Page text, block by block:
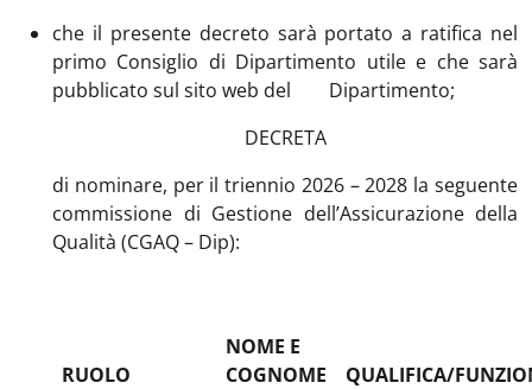
che il presente decreto sarà portato a ratifica nel
primo Consiglio di Dipartimento utile e che sarà
pubblicato sul sito web del Dipartimento;
DECRETA
di nominare, per il triennio 2026 – 2028 la seguente
commissione di Gestione dell’Assicurazione della
Qualità (CGAQ – Dip):
RUOLO
NOME E
COGNOME
QUALIFICA/